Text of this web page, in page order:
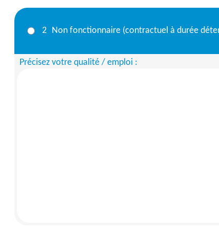
2 Non fonctionnaire (contractuel à durée
Précisez votre qualité / emploi :